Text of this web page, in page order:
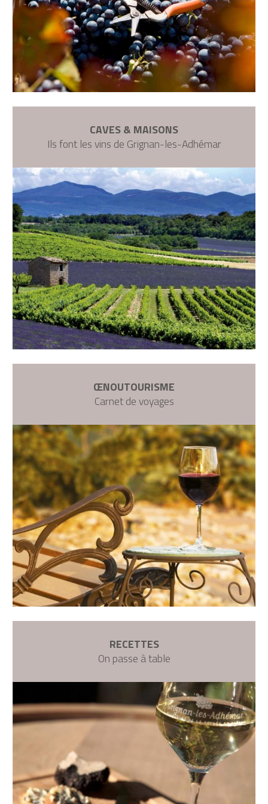
CAVES & MAISONS
Ils font les vins de Grignan-les-Adhémar
ŒNOUTOURISME
Carnet de voyages
RECETTES
On passe à table